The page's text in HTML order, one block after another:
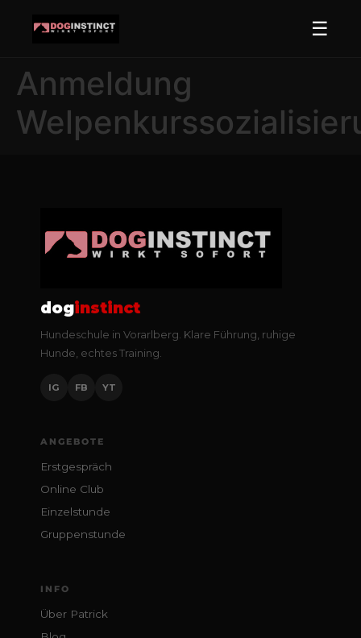
☰
Anmeldung
doginstinct
Hundeschule in Vorarlberg. Klare Führung, ruhige
Hunde, echtes Training.
IG FB YT
ANGEBOTE
Erstgespräch
Online Club
Einzelstunde
Gruppenstunde
INFO
Über Patrick